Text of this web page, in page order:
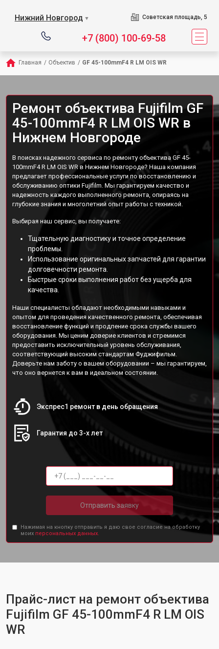
Нижний Новгород ▼ Советская площадь, 5
+7 (800) 100-69-58
Главная / Объектив / GF 45-100mmF4 R LM OIS WR
Ремонт объектива Fujifilm GF
45-100mmF4 R LM OIS WR в
Нижнем Новгороде
В поисках надежного сервиса по ремонту объектива GF 45-
100mmF4 R LM OIS WR в Нижнем Новгороде? Наша компания
предлагает профессиональные услуги по восстановлению и
обслуживанию оптики Fujifilm. Мы гарантируем качество и
надежность каждого выполненного ремонта, опираясь на
глубокие знания и многолетний опыт работы с техникой.
Выбирая наш сервис, вы получаете:
Тщательную диагностику и точное определение
проблемы.
Использование оригинальных запчастей для гарантии
долговечности ремонта.
Быстрые сроки выполнения работ без ущерба для
качества.
Наши специалисты обладают необходимыми навыками и
опытом для проведения качественного ремонта, обеспечивая
восстановление функций и продление срока службы вашего
оборудования. Мы ценим доверие клиентов и стремимся
предоставить исключительный уровень обслуживания,
соответствующий высоким стандартам Фуджифильм.
Доверьте нам заботу о вашем оборудовании – мы гарантируем,
что оно вернется к вам в идеальном состоянии.
Экспрес1 ремонт в день обращения
Гарантия до 3-х лет
Отправить заявку
Нажимая на кнопку отправить я даю свое согласие на обработку
моих персональных данных.
Прайс-лист на ремонт объектива
Fujifilm GF 45-100mmF4 R LM OIS
WR